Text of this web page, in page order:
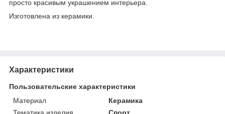
просто красивым украшением интерьера.
Изготовлена из керамики.
Характеристики
Пользовательские характеристики
Материал
Керамика
Тематика изделия
Спорт